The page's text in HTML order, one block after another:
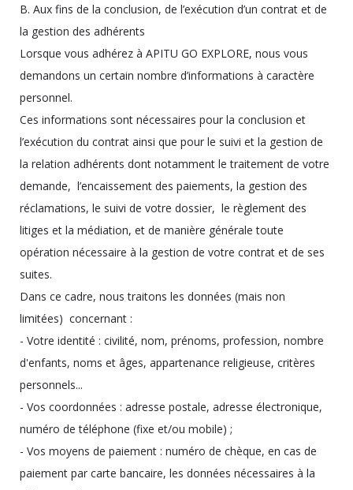
B. Aux fins de la conclusion, de l’exécution d’un contrat et de
la gestion des adhérents
Lorsque vous adhérez à APITU GO EXPLORE, nous vous
demandons un certain nombre d’informations à caractère
personnel.
Ces informations sont nécessaires pour la conclusion et
l’exécution du contrat ainsi que pour le suivi et la gestion de
la relation adhérents dont notamment le traitement de votre
demande, l’encaissement des paiements, la gestion des
réclamations, le suivi de votre dossier, le règlement des
litiges et la médiation, et de manière générale toute
opération nécessaire à la gestion de votre contrat et de ses
suites.
Dans ce cadre, nous traitons les données (mais non
limitées) concernant :
- Votre identité : civilité, nom, prénoms, profession, nombre
d'enfants, noms et âges, appartenance religieuse, critères
personnels...
- Vos coordonnées : adresse postale, adresse électronique,
numéro de téléphone (fixe et/ou mobile) ;
- Vos moyens de paiement : numéro de chèque, en cas de
paiement par carte bancaire, les données nécessaires à la